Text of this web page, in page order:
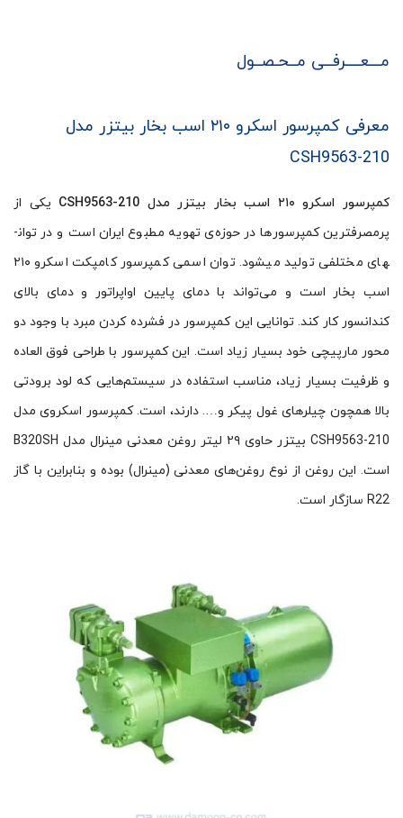
مـــعــــرفــی مــحـصــول
معرفی کمپرسور اسکرو ۲۱۰ اسب بخار بیتزر مدل
CSH9563-210
کمپرسور اسکرو ۲۱۰ اسب بخار بیتزر مدل CSH9563-210
یکی از
پرمصرف­ترین کمپرسورها در حوزه‌ی تهویه مطبوع ایران است و در توان­
های مختلفی تولید می­شود. توان اسمی کمپرسور کامپکت اسکرو ۲۱۰
اسب بخار است و می‌تواند با دمای پایین اواپراتور و دمای بالای
کندانسور کار کند. توانایی این کمپرسور در فشرده کردن مبرد با وجود دو
محور مارپیچی خود بسیار زیاد است. این کمپرسور با طراحی فوق العاده
و ظرفیت بسیار زیاد، مناسب استفاده در سیستم‌هایی که لود برودتی
بالا همچون چیلرهای غول پیکر و…. دارند، است. کمپرسور اسکروی مدل
CSH9563-210 بیتزر حاوی ۲۹ لیتر روغن معدنی مینرال مدل B320SH
است. این روغن از نوع روغن‌های معدنی (مینرال) بوده و بنابراین با گاز
R22 سازگار است.